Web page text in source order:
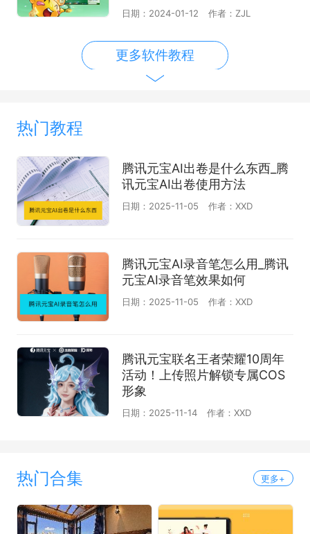
日期：2024-01-12 作者：ZJL
更多软件教程
热门教程
腾讯元宝AI出卷是什么东西_腾
讯元宝AI出卷使用方法
日期：2025-11-05 作者：XXD
腾讯元宝AI录音笔怎么用_腾讯
元宝AI录音笔效果如何
日期：2025-11-05 作者：XXD
腾讯元宝联名王者荣耀10周年
活动！上传照片解锁专属COS
形象
日期：2025-11-14 作者：XXD
热门合集 更多+